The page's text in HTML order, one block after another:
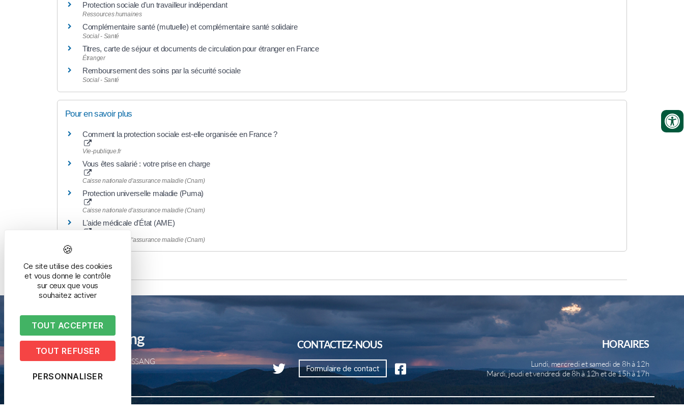
Protection sociale d'un travailleur indépendant
Ressources humaines
Complémentaire santé (mutuelle) et complémentaire santé solidaire
Social - Santé
Titres, carte de séjour et documents de circulation pour étranger en France
Étranger
Remboursement des soins par la sécurité sociale
Social - Santé
Pour en savoir plus
Comment la protection sociale est-elle organisée en France ?
Vie-publique.fr
Vous êtes salarié : votre prise en charge
Caisse nationale d'assurance maladie (Cnam)
Protection universelle maladie (Puma)
Caisse nationale d'assurance maladie (Cnam)
L'aide médicale d'État (AME)
Caisse nationale d'assurance maladie (Cnam)
Mairie de Bussang
2 place de la mairie – 88540 BUSSANG
Tél. 03 29 61 50 05
CONTACTEZ-NOUS
Formulaire de contact
HORAIRES
Lundi, mercredi et samedi de 8h à 12h
Mardi, jeudi et vendredi de 8h à 12h et de 15h à 17h
Plan du site Nous contacter Mentions légales Réalisé par illicoweb
Ce site utilise des cookies
et vous donne le contrôle
sur ceux que vous
souhaitez activer
TOUT ACCEPTER
TOUT REFUSER
PERSONNALISER